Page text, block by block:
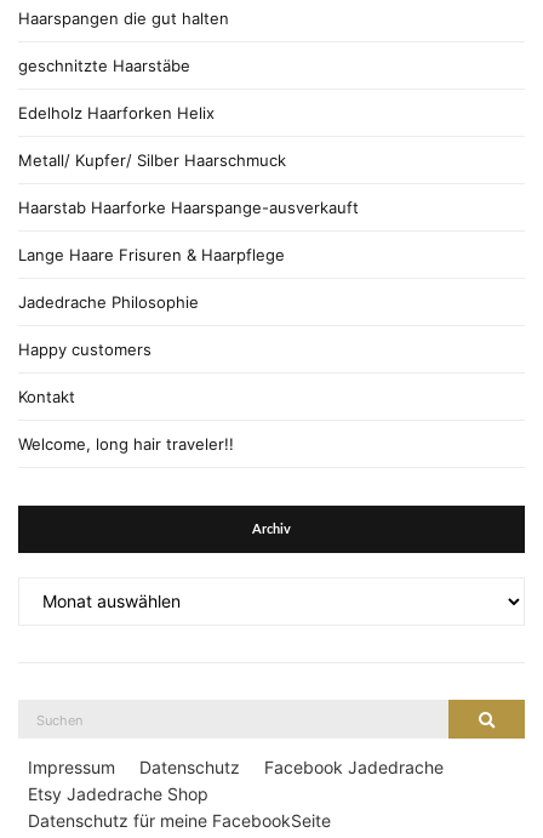
Haarspangen die gut halten
geschnitzte Haarstäbe
Edelholz Haarforken Helix
Metall/ Kupfer/ Silber Haarschmuck
Haarstab Haarforke Haarspange-ausverkauft
Lange Haare Frisuren & Haarpflege
Jadedrache Philosophie
Happy customers
Kontakt
Welcome, long hair traveler!!
Archiv
Impressum Datenschutz
Facebook Jadedrache
Etsy Jadedrache Shop
Datenschutz für meine FacebookSeite